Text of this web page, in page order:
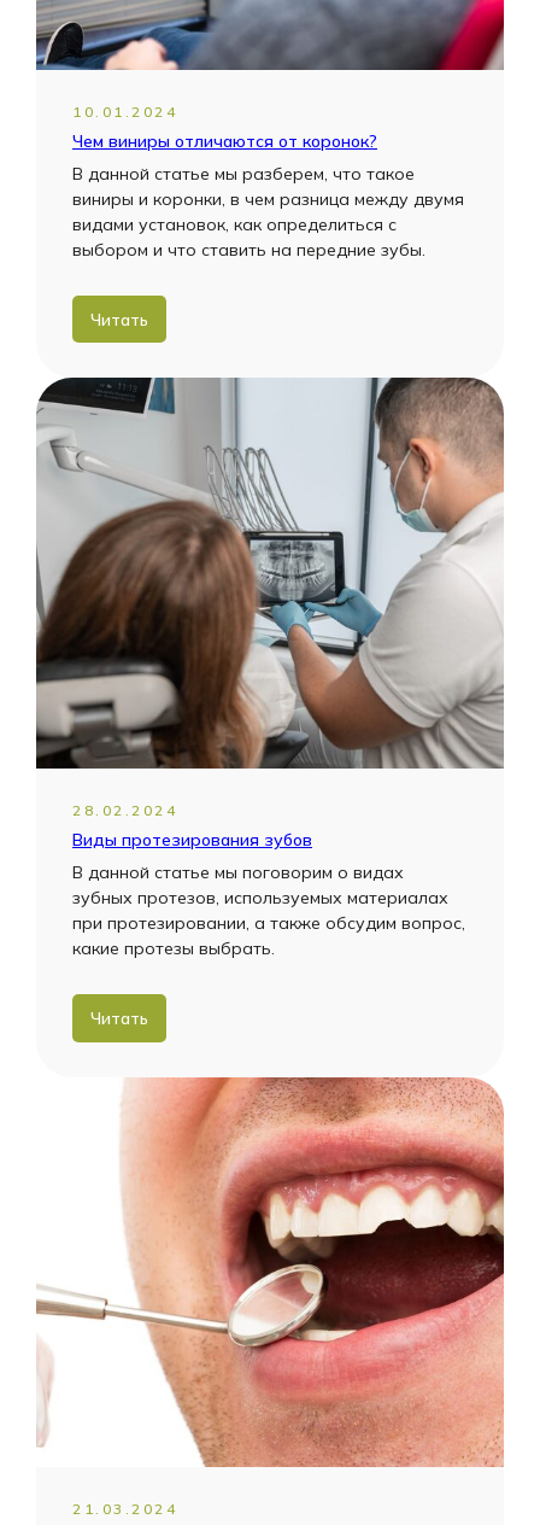
10.01.2024
Чем виниры отличаются от коронок?
В данной статье мы разберем, что такое
виниры и коронки, в чем разница между двумя
видами установок, как определиться с
выбором и что ставить на передние зубы.
Читать
28.02.2024
Виды протезирования зубов
В данной статье мы поговорим о видах
зубных протезов, используемых материалах
при протезировании, а также обсудим вопрос,
какие протезы выбрать.
Читать
21.03.2024